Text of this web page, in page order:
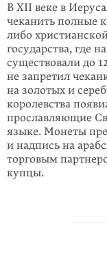
В XII веке в
чеканить полные
либо
государства, где
существовали до
не запретил
на зо­лотых и
королевства
прославляющие
языке. Монеты
и надпись на
торговым
купцы.